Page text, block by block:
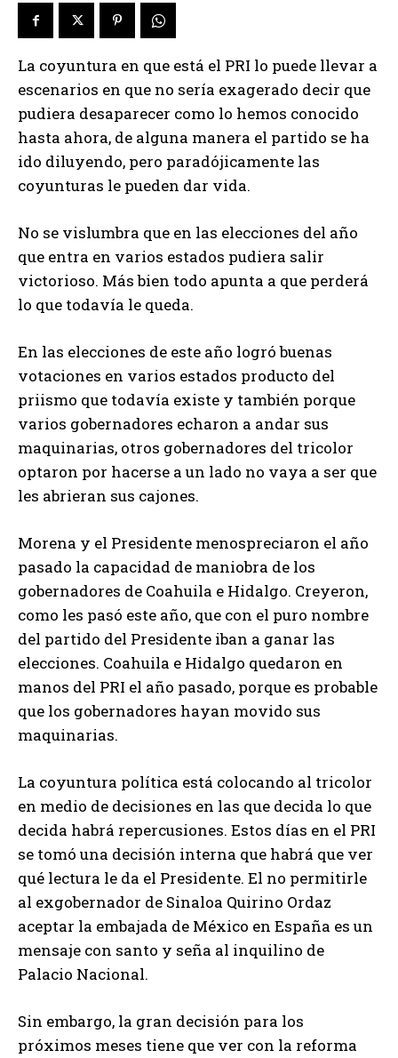
La coyuntura en que está el PRI lo puede llevar a
escenarios en que no sería exagerado decir que
pudiera desaparecer como lo hemos conocido
hasta ahora, de alguna manera el partido se ha
ido diluyendo, pero paradójicamente las
coyunturas le pueden dar vida.
No se vislumbra que en las elecciones del año
que entra en varios estados pudiera salir
victorioso. Más bien todo apunta a que perderá
lo que todavía le queda.
En las elecciones de este año logró buenas
votaciones en varios estados producto del
priismo que todavía existe y también porque
varios gobernadores echaron a andar sus
maquinarias, otros gobernadores del tricolor
optaron por hacerse a un lado no vaya a ser que
les abrieran sus cajones.
Morena y el Presidente menospreciaron el año
pasado la capacidad de maniobra de los
gobernadores de Coahuila e Hidalgo. Creyeron,
como les pasó este año, que con el puro nombre
del partido del Presidente iban a ganar las
elecciones. Coahuila e Hidalgo quedaron en
manos del PRI el año pasado, porque es probable
que los gobernadores hayan movido sus
maquinarias.
La coyuntura política está colocando al tricolor
en medio de decisiones en las que decida lo que
decida habrá repercusiones. Estos días en el PRI
se tomó una decisión interna que habrá que ver
qué lectura le da el Presidente. El no permitirle
al exgobernador de Sinaloa Quirino Ordaz
aceptar la embajada de México en España es un
mensaje con santo y seña al inquilino de
Palacio Nacional.
Sin embargo, la gran decisión para los
próximos meses tiene que ver con la reforma